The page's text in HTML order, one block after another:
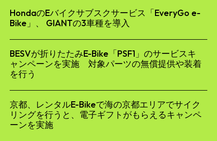
HondaのEバイクサブスクサービス「EveryGo e-
Bike」、 GIANTの3車種を導入
BESVが折りたたみE-Bike「PSF1」のサービスキ
ャンペーンを実施 対象パーツの無償提供や装着
を行う
京都、レンタルE-Bikeで海の京都エリアでサイク
リングを行うと、電子ギフトがもらえるキャンペ
ーンを実施